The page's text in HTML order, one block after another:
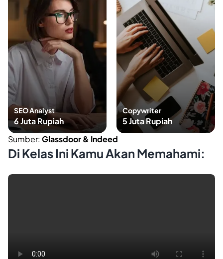
SEO Analyst
6 Juta Rupiah
Copywriter
5 Juta Rupiah
Sumber: Glassdoor & Indeed
Di Kelas Ini Kamu Akan Memahami: